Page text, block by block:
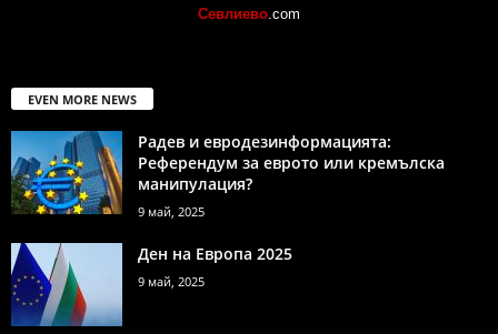
Севлиево.com
EVEN MORE NEWS
Радев и евродезинформацията:
Референдум за еврото или кремълска
манипулация?
9 май, 2025
Ден на Европа 2025
9 май, 2025